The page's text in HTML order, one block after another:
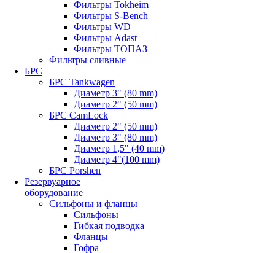
Фильтры Tokheim
Фильтры S-Bench
Фильтры WD
Фильтры Adast
Фильтры ТОПАЗ
Фильтры сливные
БРС
БРС Tankwagen
Диаметр 3" (80 mm)
Диаметр 2" (50 mm)
БРС CamLock
Диаметр 2" (50 mm)
Диаметр 3" (80 mm)
Диаметр 1,5" (40 mm)
Диаметр 4"(100 mm)
БРС Porshen
Резервуарное
оборудование
Сильфоны и фланцы
Сильфоны
Гибкая подводка
Фланцы
Гофра